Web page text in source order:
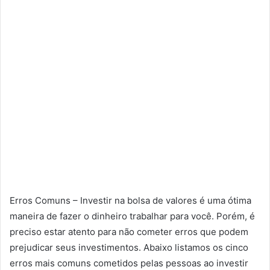
Erros Comuns – Investir na bolsa de valores é uma ótima
maneira de fazer o dinheiro trabalhar para você. Porém, é
preciso estar atento para não cometer erros que podem
prejudicar seus investimentos. Abaixo listamos os cinco
erros mais comuns cometidos pelas pessoas ao investir